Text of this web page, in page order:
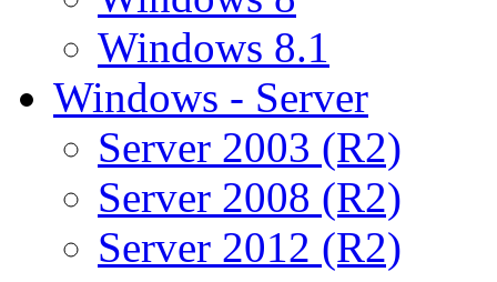
Windows 8.1
Windows - Server
Server 2003 (R2)
Server 2008 (R2)
Server 2012 (R2)